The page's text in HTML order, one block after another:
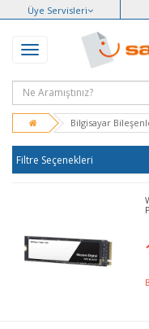
Üye Servisleri
Bilgisayar
Filtre Seçenekleri